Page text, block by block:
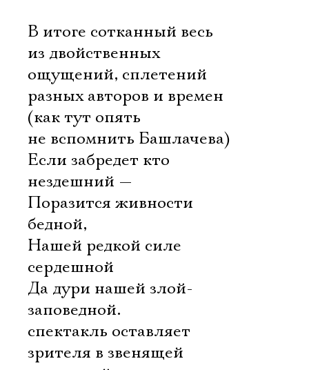
В итоге сотканный весь
из двойственных
ощущений, сплетений
разных авторов и времен
(как тут опять
не вспомнить Башлачева)
Если забредет кто
нездешний —
Поразится живности
бедной,
Нашей редкой силе
сердешной
Да дури нашей злой-
заповедной.
спектакль оставляет
зрителя в звенящей